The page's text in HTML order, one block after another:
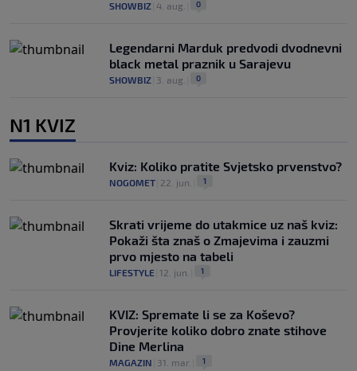
SHOWBIZ 4. aug. 0
Legendarni Marduk predvodi dvodnevni
black metal praznik u Sarajevu
SHOWBIZ 3. aug. 0
N1 KVIZ
Kviz: Koliko pratite Svjetsko prvenstvo?
NOGOMET 22. jun. 1
Skrati vrijeme do utakmice uz naš kviz:
Pokaži šta znaš o Zmajevima i zauzmi
prvo mjesto na tabeli
LIFESTYLE 12. jun. 1
KVIZ: Spremate li se za Koševo?
Provjerite koliko dobro znate stihove
Dine Merlina
MAGAZIN 31. mar. 1